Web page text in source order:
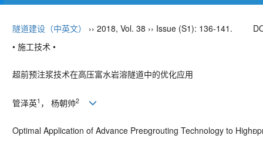
隧道建设（中英文） ›› 2018, Vol. 38 ›› Issue (S1): 136-141.
• 施工技术 •
超前预注浆技术在高压富水岩溶隧道中的优化应用
管泽英1 ， 杨朝帅2
Optimal Application of Advance Pregrouting Technology to